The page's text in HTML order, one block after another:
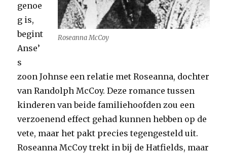
Roseanna McCoy
genoe
g is,
begint
Anse’
s
zoon Johnse een relatie met Roseanna, dochter
van Randolph McCoy. Deze romance tussen
kinderen van beide familiehoofden zou een
verzoenend effect gehad kunnen hebben op de
vete, maar het pakt precies tegengesteld uit.
Roseanna McCoy trekt in bij de Hatfields, maar